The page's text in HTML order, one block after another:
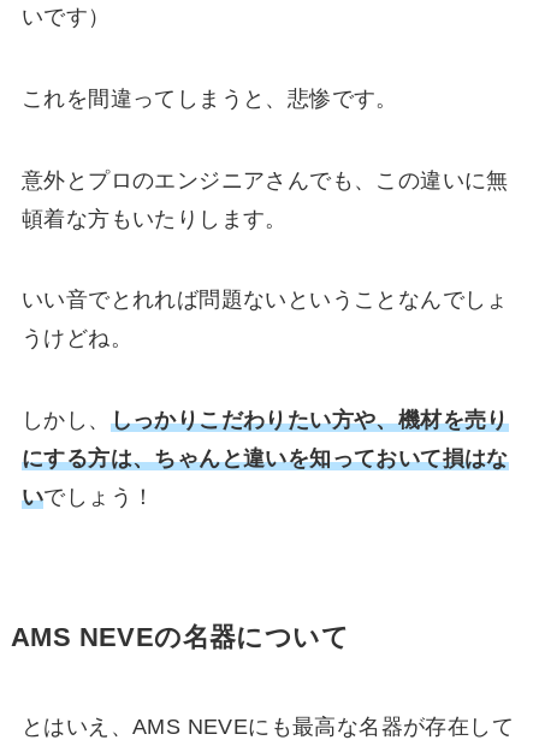
いです）
これを間違ってしまうと、悲惨です。
意外とプロのエンジニアさんでも、この違いに無
頓着な方もいたりします。
いい音でとれれば問題ないということなんでしょ
うけどね。
しかし、 しっかりこだわりたい方や、機材を売り
にする方は、ちゃんと違いを知っておいて損はな
いでしょう！
AMS NEVEの名器について
とはいえ、AMS NEVEにも最高な名器が存在して